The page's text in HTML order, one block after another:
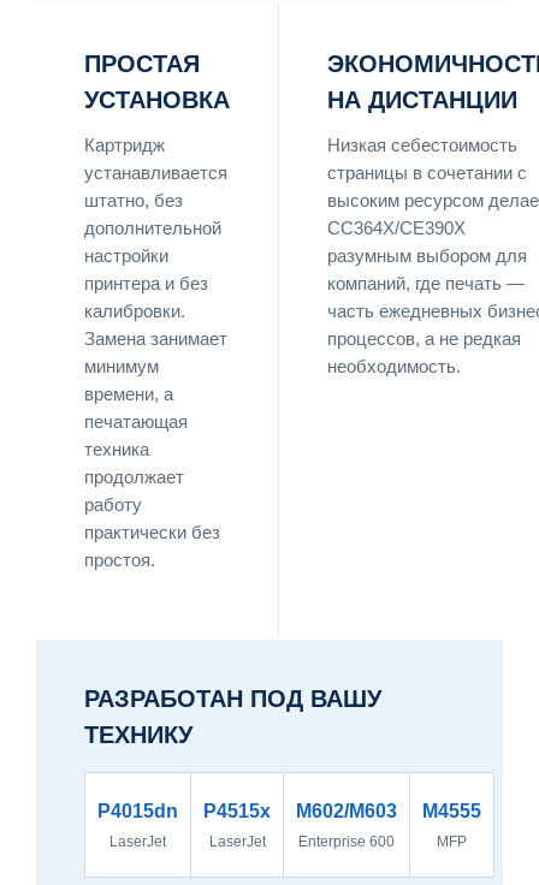
ПРОСТАЯ
УСТАНОВКА
Картридж
устанавливается
штатно, без
дополнительной
настройки
принтера и без
калибровки.
Замена занимает
минимум
времени, а
печатающая
техника
продолжает
работу
практически без
простоя.
НА ДИСТАНЦИИ
Низкая себестоимость
страницы в сочетании с
высоким ресурсом
CC364X/CE390X
разумным выбором для
компаний, где печать —
часть ежедневных
процессов, а не редкая
необходимость.
РАЗРАБОТАН ПОД ВАШУ
ТЕХНИКУ
P4015dn
LaserJet
P4515x
LaserJet
M602/M603
Enterprise 600
M4555
MFP